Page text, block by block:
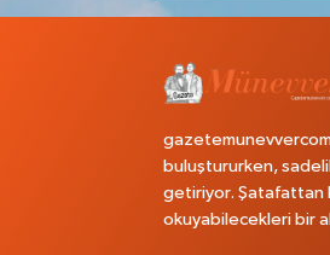
buluştururken,
getiriyor. Şatafattan
okuyabilecekleri bir